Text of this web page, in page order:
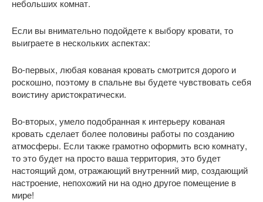
небольших комнат.
Если вы внимательно подойдете к выбору кровати, то
выиграете в нескольких аспектах:
Во-первых, любая кованая кровать смотрится дорого и
роскошно, поэтому в спальне вы будете чувствовать себя
воистину аристократически.
Во-вторых, умело подобранная к интерьеру кованая
кровать сделает более половины работы по созданию
атмосферы. Если также грамотно оформить всю комнату,
то это будет на просто ваша территория, это будет
настоящий дом, отражающий внутренний мир, создающий
настроение, непохожий ни на одно другое помещение в
мире!